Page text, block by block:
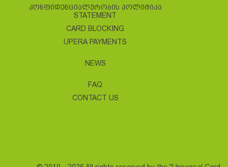
ᲙᲝᲜᲤᲘᲓᲔᲜᲪᲘᲐᲚᲣᲠᲝᲑᲘᲡ ᲞᲝᲚᲘᲢᲘᲙᲐ
STATEMENT
CARD BLOCKING
UPERA PAYMENTS
NEWS
FAQ
CONTACT US